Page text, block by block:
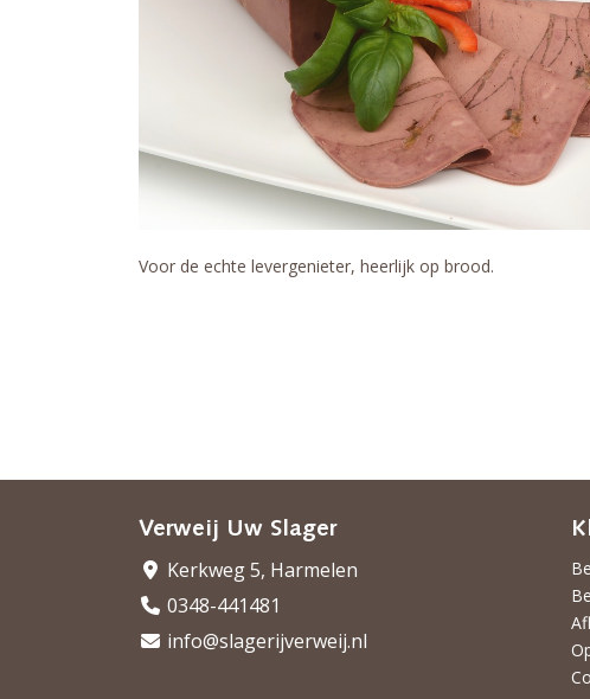
Voor de echte levergenieter, heerlijk op brood.
Verweij Uw Slager
Kerkweg 5, Harmelen
0348-441481
info@slagerijverweij.nl